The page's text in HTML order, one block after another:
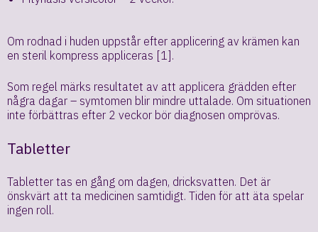
Om rodnad i huden uppstår efter applicering av krämen kan
en steril kompress appliceras [1].
Som regel märks resultatet av att applicera grädden efter
några dagar – symtomen blir mindre uttalade. Om situationen
inte förbättras efter 2 veckor bör diagnosen omprövas.
Tabletter
Tabletter tas en gång om dagen, dricksvatten. Det är
önskvärt att ta medicinen samtidigt. Tiden för att äta spelar
ingen roll.